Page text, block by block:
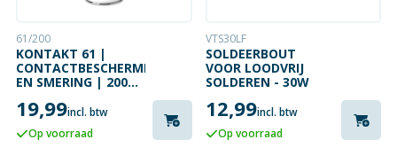
61/200
KONTAKT 61 |
CONTACTBESCHERMING
EN SMERING | 200
19,99incl. btw
Op voorraad
VTS30LF
SOLDEERBOUT
VOOR LOODVRIJ
SOLDEREN - 30W
12,99incl. btw
Op voorraad